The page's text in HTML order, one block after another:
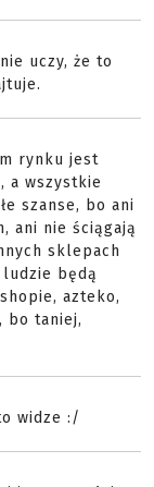
uczy, że to
rynku jest
a wszystkie
szanse, bo ani
ani nie ściągają
sklepach
będą
azteko,
bo taniej,
widze :/